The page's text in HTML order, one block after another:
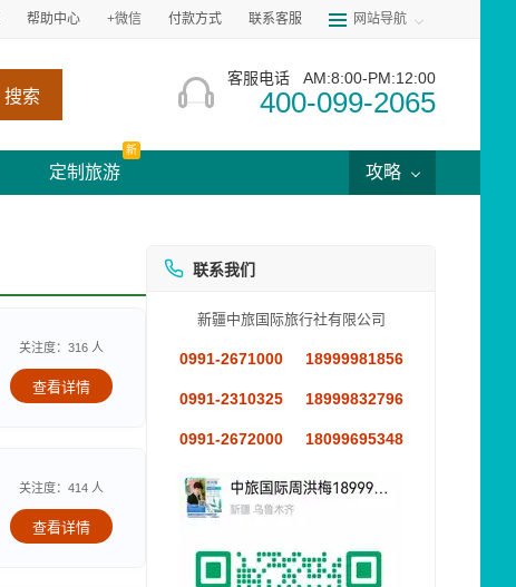
帮助中心 +微信 付款方式 联系客服 网站导航
搜索
客服电话 AM:8:00-PM:12:00
400-099-2065
定制旅游
新
攻略
关注度：316 人
查看详情
关注度：414 人
查看详情
联系我们
新疆中旅国际旅行社有限公司
0991-2671000 18999981856
0991-2310325 18999832796
0991-2672000 18099695348